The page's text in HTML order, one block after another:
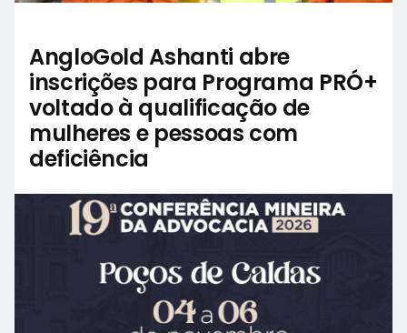
AngloGold Ashanti abre
inscrições para Programa PRÓ+
voltado à qualificação de
mulheres e pessoas com
deficiência